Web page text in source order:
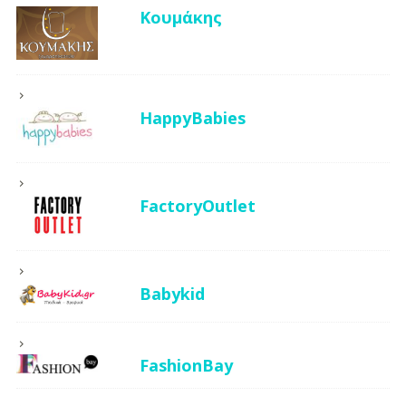
Κουμάκης
HappyBabies
FactoryOutlet
Babykid
FashionBay